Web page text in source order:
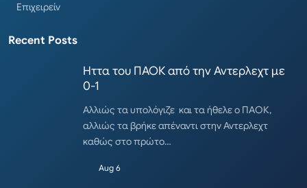
Επιχειρείν
Recent Posts
Ηττα του ΠΑΟΚ από την Αντερλεχτ με
0-1
Αλλιώς τα υπολόγιζε και τα ήθελε ο ΠΑΟΚ,
αλλιώς τα βρήκε απέναντι στην Αντερλεχτ
καθώς στο πρώτο…
Aug 6